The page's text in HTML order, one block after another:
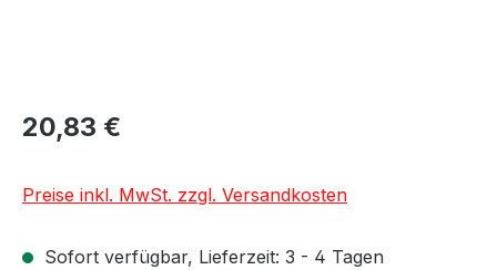
20,83 €
Preise inkl. MwSt. zzgl. Versandkosten
Sofort verfügbar, Lieferzeit: 3 - 4 Tagen